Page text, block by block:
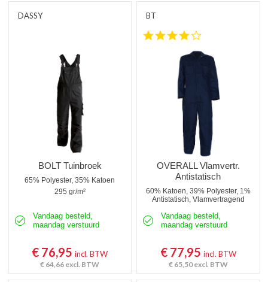
DASSY
BOLT Tuinbroek
65% Polyester, 35% Katoen
295 gr/m²
Vandaag besteld,
maandag verstuurd
€ 76,95incl. BTW
€ 64,66 excl. BTW
BT
4.0 star rating
OVERALL Vlamvertr.
Antistatisch
60% Katoen, 39% Polyester, 1%
Antistatisch, Vlamvertragend
Vandaag besteld,
maandag verstuurd
€ 77,95 incl. BTW
€ 65,50excl. BTW